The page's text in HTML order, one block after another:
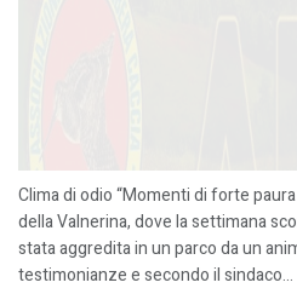
Clima di odio “Momenti di forte
della Valnerina, dove la settimana
stata aggredita in un parco da un
testimonianze e secondo il sindaco...